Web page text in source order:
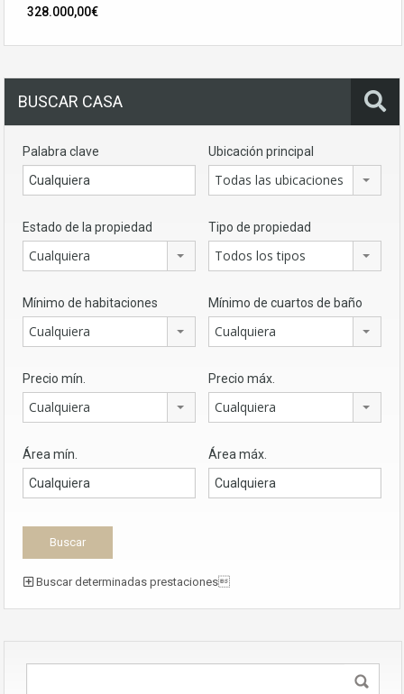
328.000,00€
BUSCAR CASA
Palabra clave Ubicación principal
Todas las ubicaciones
Estado de la propiedad
Cualquiera
Tipo de propiedad
Todos los tipos
Mínimo de habitaciones
Cualquiera
Mínimo de cuartos de baño
Cualquiera
Precio mín.
Cualquiera
Precio máx.
Cualquiera
Área mín. Área máx.
Buscar determinadas prestaciones